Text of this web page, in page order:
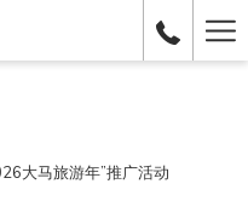
大马旅游年”推广活动